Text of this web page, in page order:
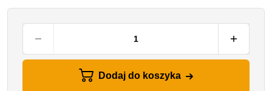
Dodaj do koszyka